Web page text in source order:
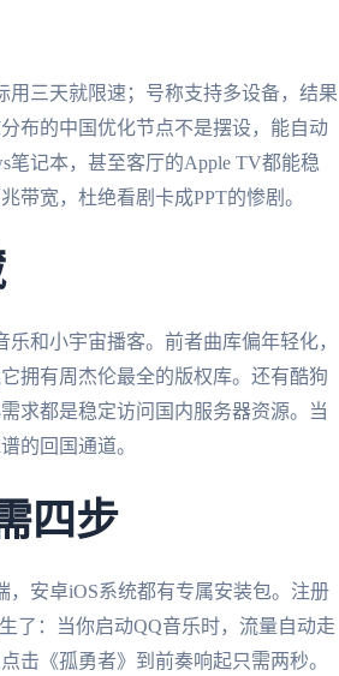
三天就限速；号称支持多设备，结果
布的中国优化节点不是摆设，能自动
笔记本，甚至客厅的Apple TV都能稳
带宽，杜绝看剧卡成PPT的惨剧。
和小宇宙播客。前者曲库偏年轻化，
拥有周杰伦最全的版权库。还有酷狗
求都是稳定访问国内服务器资源。当
的回国通道。
四步
安卓iOS系统都有专属安装包。注册
了：当你启动QQ音乐时，流量自动走
击《孤勇者》到前奏响起只需两秒。